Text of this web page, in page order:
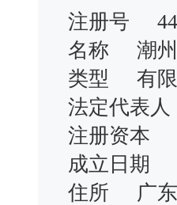
注册号
名称 潮州
类型 有限
法定代表
注册资本
成立日期
住所 广东